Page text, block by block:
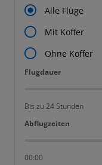
Alle Flüge
Mit Koffer
Ohne Koffer
Flugdauer
Flugdauer
Bis zu 24 Stunden
Abflugzeiten
Abflugzeiten
00:00